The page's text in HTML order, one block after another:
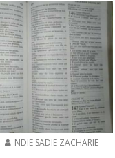
NDIE SADIE ZACHARIE